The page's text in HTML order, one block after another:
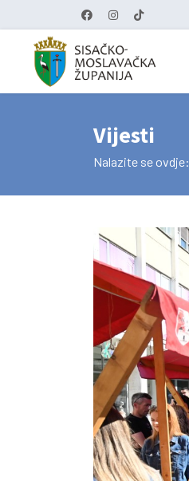
Vijesti
Nalazite se ovdje: